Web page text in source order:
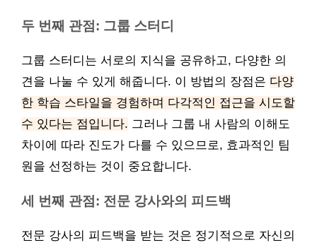
두 번째 관점: 그룹 스터디
그룹 스터디는 서로의 지식을 공유하고, 다양한 의
견을 나눌 수 있게 해줍니다. 이 방법의 장점은 다양
한 학습 스타일을 경험하며 다각적인 접근을 시도할
수 있다는 점입니다. 그러나 그룹 내 사람의 이해도
차이에 따라 진도가 다를 수 있으므로, 효과적인 팀
원을 선정하는 것이 중요합니다.
세 번째 관점: 전문 강사와의 피드백
전문 강사의 피드백을 받는 것은 정기적으로 자신의